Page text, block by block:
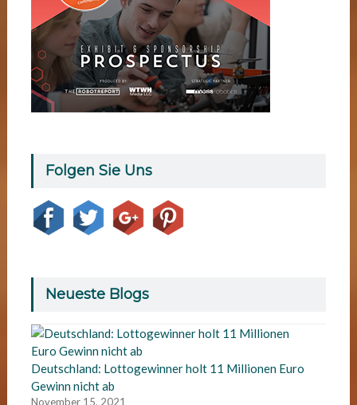
Folgen Sie Uns
Neueste Blogs
Deutschland: Lottogewinner holt 11 Millionen Euro
Gewinn nicht ab
November 15, 2021